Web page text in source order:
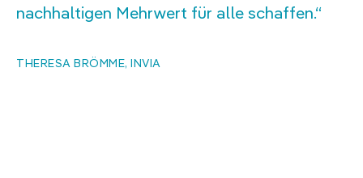
nachhaltigen Mehrwert für alle schaffen.
THERESA BRÖMME, INVIA